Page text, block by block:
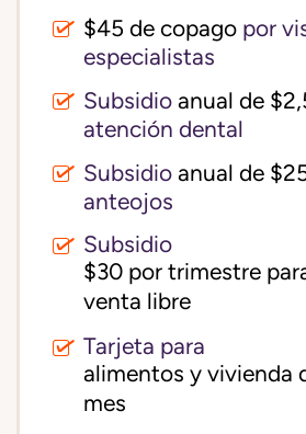
$45 de copago por
especialistas
Subsidio anual de
atención dental
Subsidio anual de
anteojos
Subsidio
$30 por trimestre
venta libre
Tarjeta para
alimentos y vivienda
mes